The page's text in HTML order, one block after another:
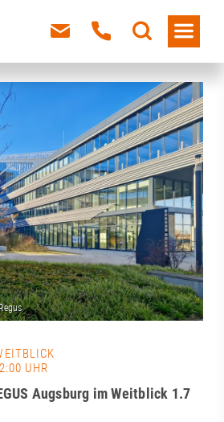
UHR
Augsburg im Weitblick 1.7